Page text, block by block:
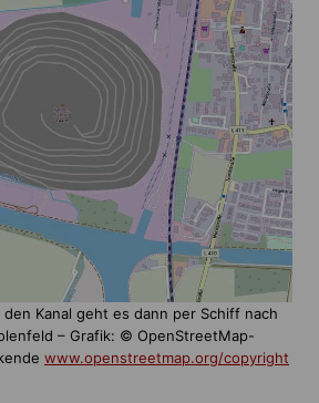
den Kanal geht es dann per Schiff nach
– Grafik: © OpenStreetMap-
www.openstreetmap.org/copyright